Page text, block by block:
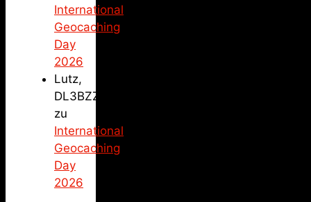
International
Geocaching
Day
2026
Lutz,
DL3BZZ
zu
International
Geocaching
Day
2026